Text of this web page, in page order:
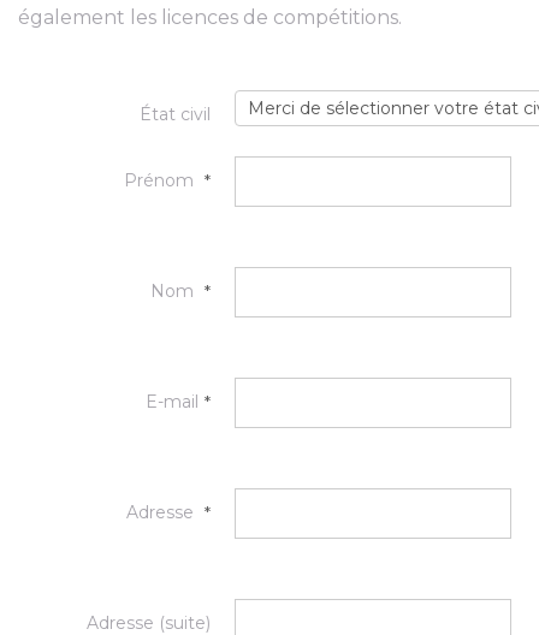
également les licences de compétitions.
État civil
Prénom *
Nom *
E-mail *
Adresse *
Adresse (suite)